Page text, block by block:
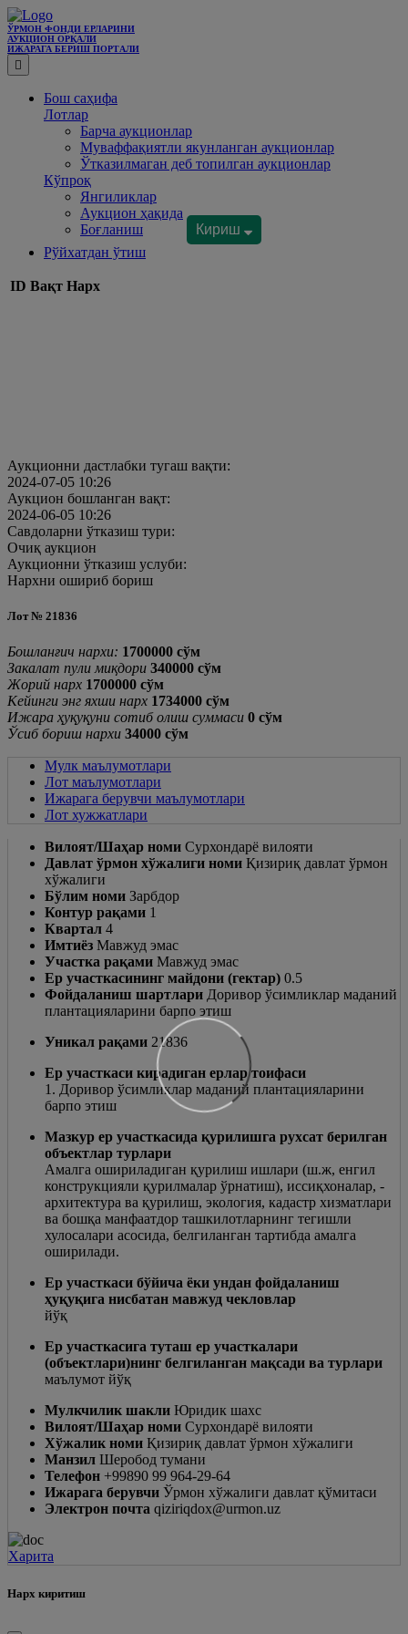
ЎРМОН ФОНДИ ЕРЛАРИНИ
АУКЦИОН ОРҚАЛИ
ИЖАРАГА БEРИШ ПОРТАЛИ
Бош саҳифа
Лотлар
Барча аукционлар
Муваффақиятли якунланган аукционлар
Ўтказилмаган деб топилган аукционлар
Кўпроқ
Янгиликлар
Аукцион ҳақида
Боғланиш
Кириш
Рўйхатдан ўтиш
ID Вақт Нарх
Аукционни дастлабки тугаш вақти:
2024-07-05 10:26
Аукцион бошланган вақт:
2024-06-05 10:26
Савдоларни ўтказиш тури:
Очиқ аукцион
Аукционни ўтказиш услуби:
Нархни ошириб бориш
Лот № 21836
Бошланғич нархи: 1700000 cўм
Закалат пули миқдори 340000 cўм
Жорий нарх 1700000 cўм
Кейинги энг яхши нарх 1734000 cўм
Ижара ҳуқуқуни сотиб олиш суммаси 0 cўм
Ўсиб бориш нархи 34000 cўм
Мулк маълумотлари
Лот маълумотлари
Ижарага берувчи маълумотлари
Лот хужжатлари
Вилоят/Шаҳар номи Сурхондарё вилояти
Давлат ўрмон хўжалиги номи Қизириқ давлат ўрмон
хўжалиги
Бўлим номи Зарбдор
Контур рақами 1
Квартал 4
Имтиёз Мавжуд эмас
Участка рақами Мавжуд эмас
Ер участкасининг майдони (гектар) 0.5
Фойдаланиш шартлари Доривор ўсимликлар маданий
плантацияларини барпо этиш
Уникал рақами 21836
Ер участкаси кирадиган ерлар тоифаси
1. Доривор ўсимликлар маданий плантацияларини
барпо этиш
Мазкур ер участкасида қурилишга рухсат берилган
объектлар турлари
Амалга ошириладиган қурилиш ишлари (ш.ж, енгил
конструкцияли қурилмалар ўрнатиш), иссиқхоналар, -
архитектура ва қурилиш, экология, кадастр хизматлари
ва бошқа манфаатдор ташкилотларнинг тегишли
хулосалари асосида, белгиланган тартибда амалга
оширилади.
Ер участкаси бўйича ёки ундан фойдаланиш
ҳуқуқига нисбатан мавжуд чекловлар
йўқ
Ер участкасига туташ ер участкалари
(объектлари)нинг белгиланган мақсади ва турлари
маълумот йўқ
Мулкчилик шакли Юридик шахс
Вилоят/Шаҳар номи Сурхондарё вилояти
Хўжалик номи Қизириқ давлат ўрмон хўжалиги
Манзил Шеробод тумани
Телефон +99890 99 964-29-64
Ижарага берувчи Ўрмон хўжалиги давлат қўмитаси
Электрон почта qiziriqdox@urmon.uz
Харита
Нарх киритиш